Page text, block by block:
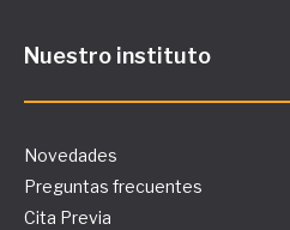
Nuestro instituto
Novedades
Preguntas frecuentes
Cita Previa